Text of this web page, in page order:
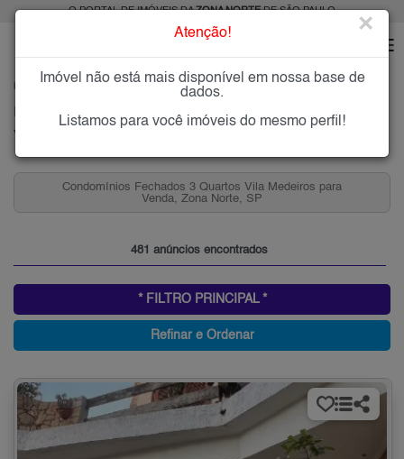
O PORTAL DE IMÓVEIS DAZONA NORTEDE SÃO PAULO
VILA MEDEIROS
Imóveis à Venda na Vila Medeiros, Zona Norte de São Paulo
Vila Medeiros, Zona Norte
Apartamentos 2 Quartos e 2 Vagas, Vila Medeiros para
Venda, Zona Norte, SP
481 anúncios encontrados
* FILTRO PRINCIPAL *
Refinar e Ordenar
Atenção! ×
Imóvel não está mais disponível em nossa base de
dados.
Listamos para você imóveis do mesmo perfil!